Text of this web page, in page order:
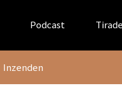
Podcast Tirade
Inzenden